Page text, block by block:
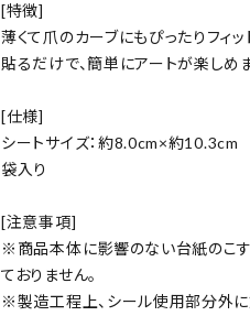
[特徴]
薄くて爪のカーブにもぴったりフィッ
貼るだけで、簡単にアートが楽しめま
[仕様]
シートサイズ：約8.0cm×約10.3cm
袋入り
[注意事項]
※商品本体に影響のない台紙のこ
ておりません。
※製造工程上、シール使用部分外